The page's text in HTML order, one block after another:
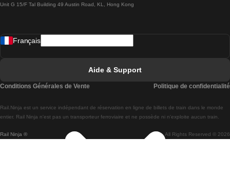
Trains de Lisbonne à Madrid
Trains de Lisbonne à Braga
Trains de Braga à Lisbonne
Unit G 15/F Tal Building 49 Austin Road, KL, Hong Kong
Rail Ninja ® All Rights Reserved © 2026
Rail.Ninja est un service indépendant de réservation en ligne de billets de train dans le monde
entier. Rail Ninja n'est pas un transporteur ferroviaire et ne possède ni n'exploite aucun train.
Français
Aide & Support
Conditions Générales de Vente Politique de confidentialité